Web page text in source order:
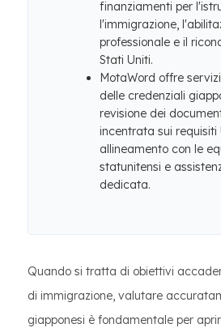
finanziamenti per
l'immigrazione,
professionale e il
Stati Uniti.
MotaWord offre
delle credenziali
revisione dei
incentrata sui requisiti
allineamento con le
statunitensi e
dedicata.
Quando si tratta di obiettivi
di immigrazione, valutare
giapponesi è fondamentale per